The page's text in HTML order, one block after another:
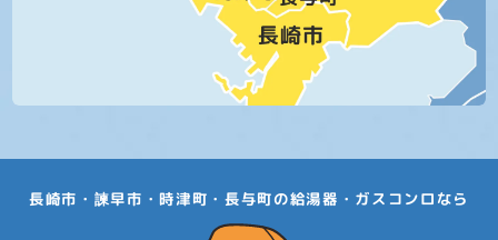
長崎市・諫早市・時津町・長与町の給湯器・ガスコンロなら